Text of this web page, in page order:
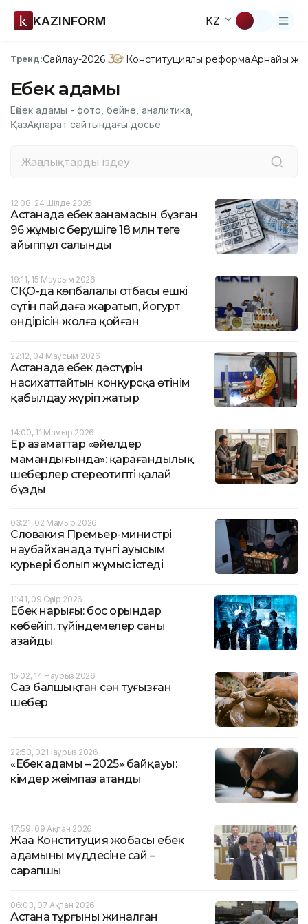
KAZINFORM KZ
Тренд:Сайлау-2026 Конституциялық реформаАрнайы
Еңбек адамы
Еңбек адамы - фото, бейне, аналитика,
ҚазАқпарат сайтындағы досье
12:08, 24 Шілде 2026
Астанада еңбек заңнамасын бұзған
96 жұмыс берушіге 18 млн теңге
айыппұл салынды
19:11, 15 Маусым 2026
СҚО-да көпбалалы отбасы ешкі
сүтін пайдаға жаратып, йогурт
өндірісін жолға қойған
22:12, 04 Маусым 2026
Астанада еңбек дәстүрін
насихаттайтын конкурсқа өтінім
қабылдау жүріп жатыр
14:00, 11 Мамыр 2026
Ер азаматтар «әйелдер
мамандығында»: қарағандылық
шеберлер стереотипті қалай
бұзды
03:21, 02 Мамыр 2026
Словакия Премьер-министрі
наубайханада түнгі ауысым
курьері болып жұмыс істеді
11:41, 09 Сәуір 2026
Еңбек нарығы: бос орындар
көбейіп, түйіндемелер саны
азайды
15:02, 14 Наурыз 2026
Саз балшықтан сән туғызған
шебер
22:53, 02 Наурыз 2026
«Еңбек адамы – 2025» байқауы:
кімдер жеңімпаз атанды
17:59, 09 Ақпан 2026
Жаңа Конституция жобасы еңбек
адамының мүддесіне сай –
сарапшы
06:03, 07 Ақпан 2026
Астана тұрғыны жиналған